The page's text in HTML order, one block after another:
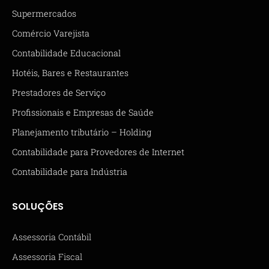
Supermercados
Comércio Varejista
Contabilidade Educacional
Hotéis, Bares e Restaurantes
Prestadores de Serviço
Profissionais e Empresas de Saúde
Planejamento tributário – Holding
Contabilidade para Provedores de Internet
Contabilidade para Indústria
SOLUÇÕES
Assessoria Contábil
Assessoria Fiscal